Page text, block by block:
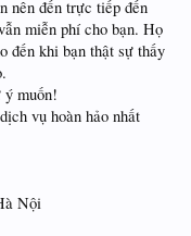
nên đến trực tiếp đến
miễn phí cho bạn. Họ
đến khi bạn thật sự thấy
ý muốn!
vụ hoàn hảo nhất
Nội